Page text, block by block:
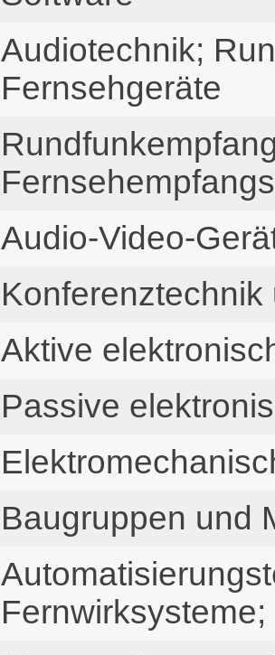
Audiotechnik;
Fernsehgeräte
Audio-Video-
Aktive
Passive
Baugruppen und